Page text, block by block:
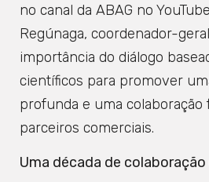
no canal da ABAG no
Regúnaga, coordenador-
importância do diálogo
científicos para promover
profunda e uma
parceiros comerciais.
Uma década de